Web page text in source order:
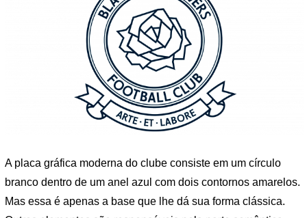
A placa gráfica moderna do clube consiste em um círculo
branco dentro de um anel azul com dois contornos amarelos.
Mas essa é apenas a base que lhe dá sua forma clássica.